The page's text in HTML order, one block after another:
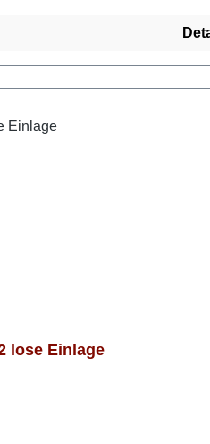
lose Einlage